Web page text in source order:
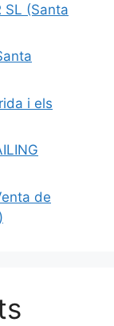
SL (Santa
i els
de